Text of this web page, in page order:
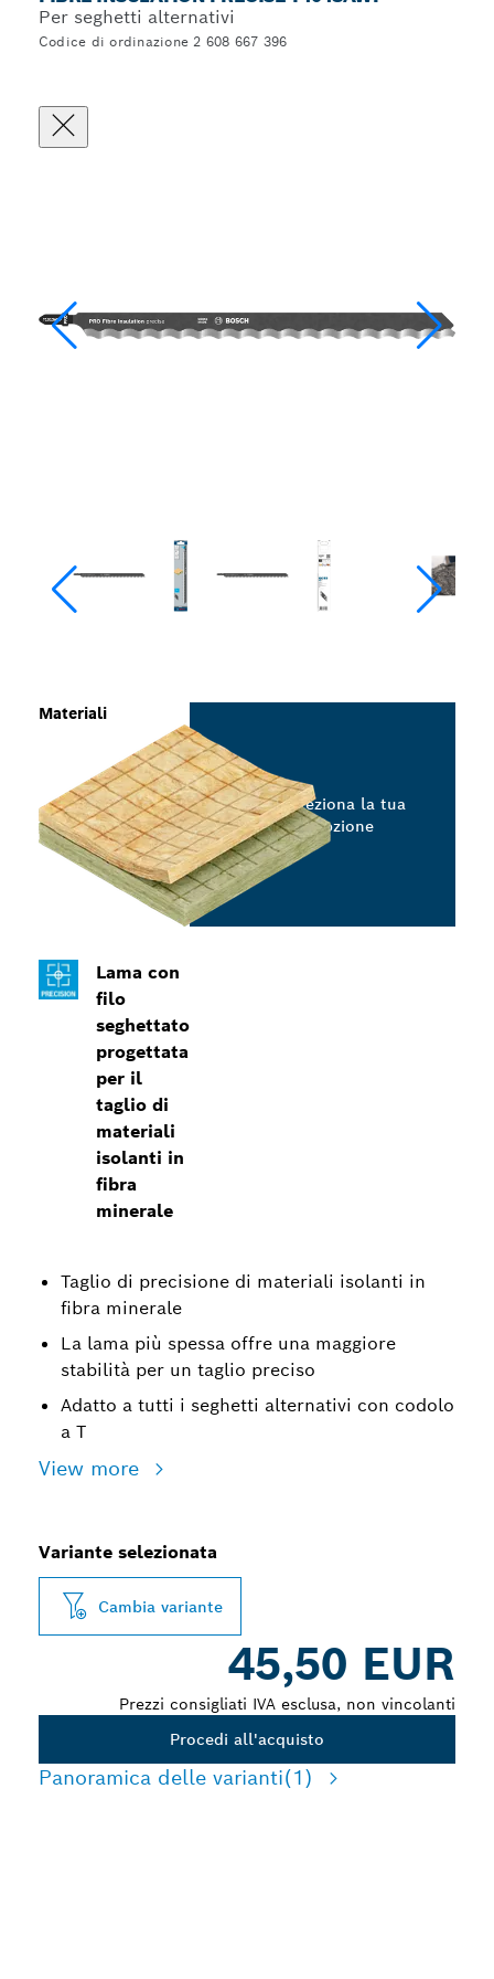
Per seghetti alternativi
Codice di ordinazione 2 608 667 396
Lama con
filo
seghettato
progettata
per il
taglio di
materiali
isolanti in
fibra
minerale
Taglio di precisione di materiali isolanti in
fibra minerale
La lama più spessa offre una maggiore
stabilità per un taglio preciso
Adatto a tutti i seghetti alternativi con codolo
a T
View more
Materiali
Seleziona la tua
opzione
Variante selezionata
Cambia variante
45,50 EUR
Prezzi consigliati IVA esclusa, non vincolanti
Procedi all'acquisto
Panoramica delle varianti(1)